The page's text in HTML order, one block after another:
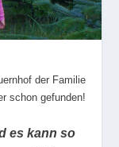
der Familie
schon gefunden!
es kann so